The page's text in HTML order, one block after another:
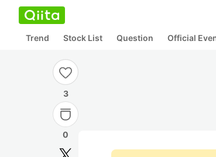
Trend Stock List Question Official
3
0